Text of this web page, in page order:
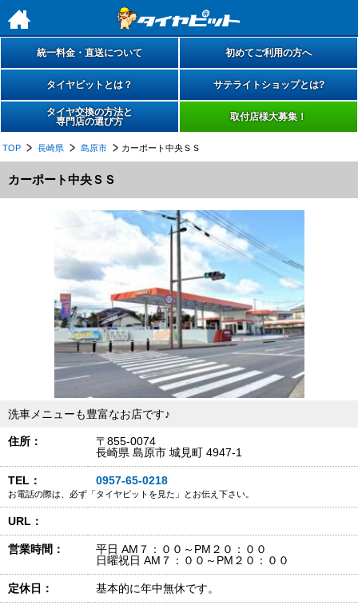
h
統一料金・直送について 初めてご利用の方へ
タイヤピットとは？ サテライトショップとは?
タイヤ交換の方法と
専門店の選び方
取付店様大募集！
TOP 長崎県 島原市 カーポート中央ＳＳ
カーポート中央ＳＳ
洗車メニューも豊富なお店です♪
住所：
〒855-0074
長崎県 島原市 城見町 4947-1
TEL： 0957-65-0218
お電話の際は、必ず「タイヤピットを見た」とお伝え下さい。
URL：
営業時間：
平日 AM７：００～PM２０：００
日曜祝日 AM７：００～PM２０：００
定休日： 基本的に年中無休です。